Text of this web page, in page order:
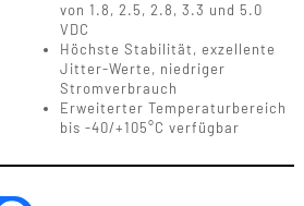
von 1.8, 2.5, 2.8, 3.3 und 5.0
VDC
Höchste Stabilität, exzellente
Jitter-Werte, niedriger
Stromverbrauch
Erweiterter Temperaturbereich
bis -40/+105°C verfügbar